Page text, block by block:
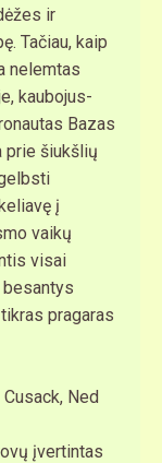
ir
Tačiau, kaip
nelemtas
kaubojus-
Bazas
prie šiukšlių
į
vaikų
visai
pragaras
Ned
įvertintas